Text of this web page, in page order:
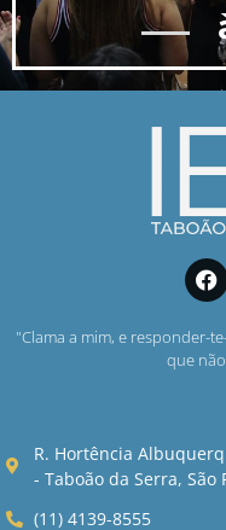
"Clama a mim, e responder-
que
R. Hortência
- Taboão da Serra, São
(11) 4139-8555